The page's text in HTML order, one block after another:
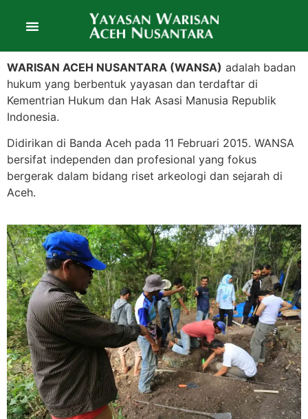
WARISAN ACEH NUSANTARA (WANSA) adalah badan
hukum yang berbentuk yayasan dan terdaftar di
Kementrian Hukum dan Hak Asasi Manusia Republik
Indonesia.
Didirikan di Banda Aceh pada 11 Februari 2015. WANSA
bersifat independen dan profesional yang fokus
bergerak dalam bidang riset arkeologi dan sejarah di
Aceh.